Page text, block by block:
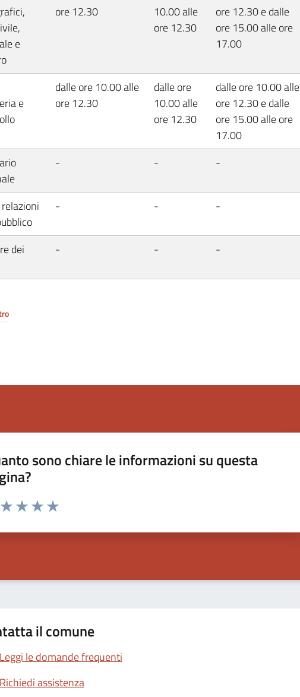
e
ore 12.30
10.00 alle
ore 12.30
ore 12.30 e dalle
ore 15.00 alle ore
17.00
e
dalle ore 10.00 alle
ore 12.30
dalle ore
10.00 alle
ore 12.30
dalle ore 10.00 alle
ore 12.30 e dalle
ore 15.00 alle ore
17.00
- - -
- - -
dei
- - -
sono chiare le informazioni su questa
da 1 a 5 stelle la pagina
il comune
Leggi le domande frequenti
Richiedi assistenza